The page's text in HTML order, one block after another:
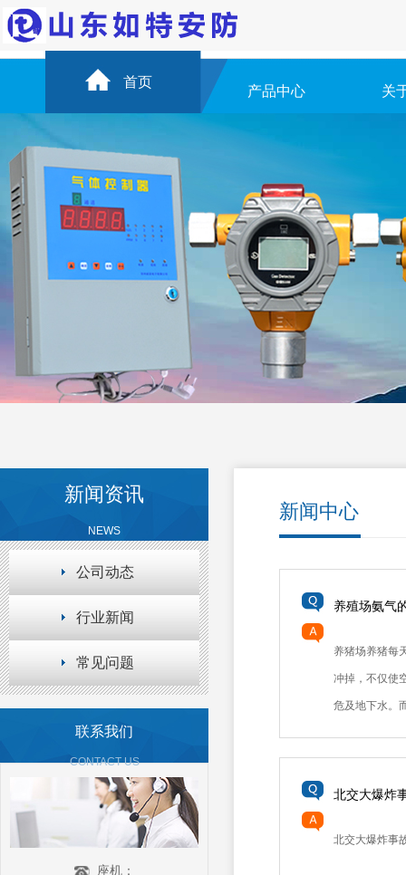
首页
产品中心 关
新闻资讯
NEWS
公司动态
行业新闻
常见问题
联系我们
CONTACT US
座机：
新闻中心
养殖场氨气
养猪场养猪每
冲掉，不仅使
危及地下水。
北交大爆炸
北交大爆炸事